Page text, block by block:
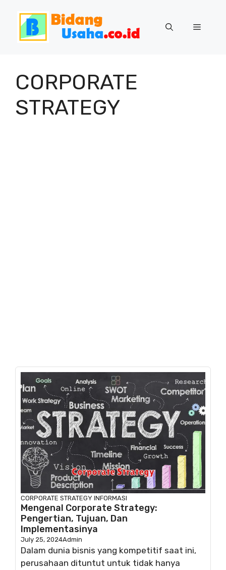
Menu
CORPORATE
STRATEGY
CORPORATE STRATEGY INFORMASI
Mengenal Corporate Strategy:
Pengertian, Tujuan, Dan
Implementasinya
July 25, 2024Admin
Dalam dunia bisnis yang kompetitif saat ini,
perusahaan dituntut untuk tidak hanya